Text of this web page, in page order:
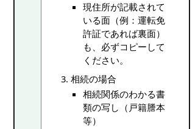
現住所が記載されて
いる面（例：運転免
許証であれば裏面）
も、必ずコピーして
ください。
相続の場合
相続関係のわかる書
類の写し（戸籍謄本
等）